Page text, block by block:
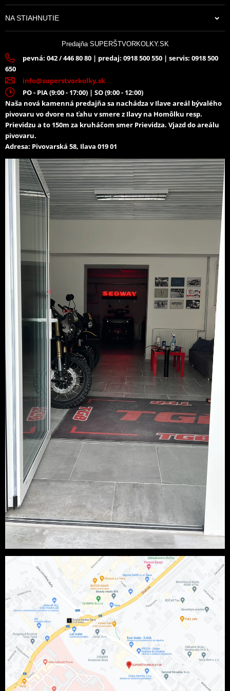
NA STIAHNUTIE
Predajňa SUPERŠTVORKOLKY.SK
pevná: 042 / 446 80 80 | predaj: 0918 500 550 | servis: 0918 500
650
info@superstvorkolky.sk
PO - PIA (9:00 - 17:00) | SO (9:00 - 12:00)
Naša nová kamenná predajňa sa nachádza v Ilave areál bývalého
pivovaru vo dvore na ťahu v smere z Ilavy na Homôlku resp.
Prievidzu a to 150m za kruháčom smer Prievidza. Vjazd do areálu
pivovaru.
Adresa: Pivovarská 58, Ilava 019 01